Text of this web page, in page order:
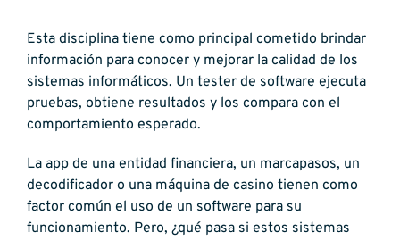
Esta disciplina tiene como principal cometido brindar
información para conocer y mejorar la calidad de los
sistemas informáticos. Un tester de software ejecuta
pruebas, obtiene resultados y los compara con el
comportamiento esperado.
La app de una entidad financiera, un marcapasos, un
decodificador o una máquina de casino tienen como
factor común el uso de un software para su
funcionamiento. Pero, ¿qué pasa si estos sistemas